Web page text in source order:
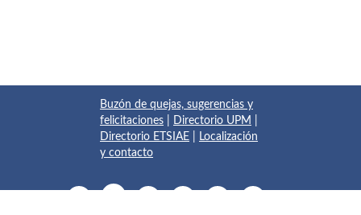
Buzón de quejas, sugerencias y
felicitaciones
Directorio UPM
Directorio ETSIAE
Localización
y contacto